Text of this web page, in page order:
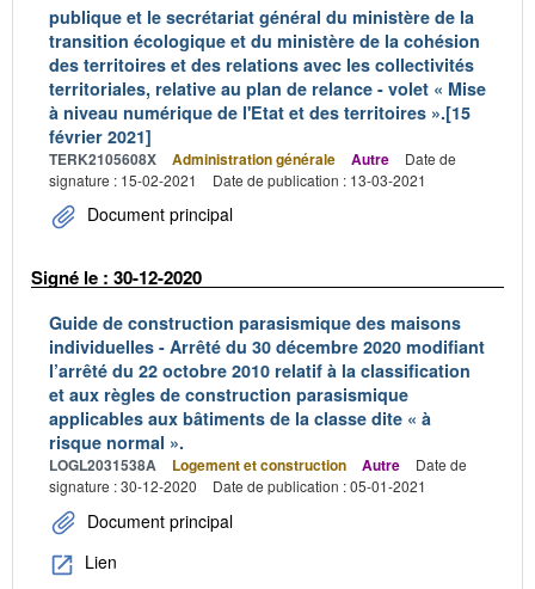
publique et le secrétariat général du ministère de la
transition écologique et du ministère de la cohésion
des territoires et des relations avec les collectivités
territoriales, relative au plan de relance - volet « Mise
à niveau numérique de l'Etat et des territoires ».[15
février 2021]
TERK2105608X Administration générale Autre
Date de
signature : 15-02-2021
Date de publication : 13-03-2021
Document principal
Signé le : 30-12-2020
Guide de construction parasismique des maisons
individuelles - Arrêté du 30 décembre 2020 modifiant
l’arrêté du 22 octobre 2010 relatif à la classification
et aux règles de construction parasismique
applicables aux bâtiments de la classe dite « à
risque normal ».
LOGL2031538A Logement et construction Autre
Date de
signature : 30-12-2020
Date de publication : 05-01-2021
Document principal
Lien